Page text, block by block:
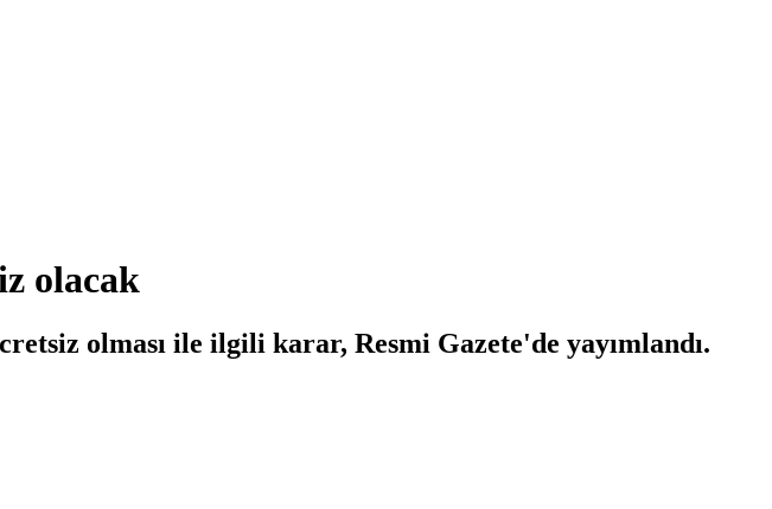
olacak
olması ile ilgili karar, Resmi Gazete'de yayımlandı.